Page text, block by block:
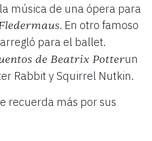
música de una ópera para
. En otro famoso
para el ballet.
de Beatrix Potterun
Rabbit y Squirrel Nutkin.
recuerda más por sus